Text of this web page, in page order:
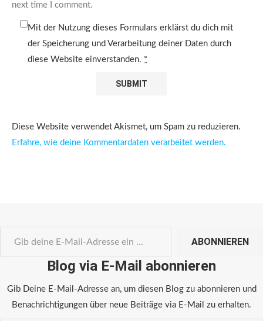
next time I comment.
Mit der Nutzung dieses Formulars erklärst du dich mit
der Speicherung und Verarbeitung deiner Daten durch
diese Website einverstanden. *
Diese Website verwendet Akismet, um Spam zu reduzieren.
Erfahre, wie deine Kommentardaten verarbeitet werden.
ABONNIEREN
Blog via E-Mail abonnieren
Gib Deine E-Mail-Adresse an, um diesen Blog zu abonnieren und
Benachrichtigungen über neue Beiträge via E-Mail zu erhalten.